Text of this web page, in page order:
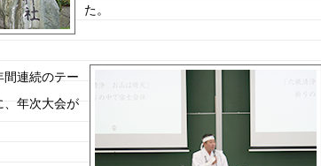
た。
間連続のテー
、年次大会が